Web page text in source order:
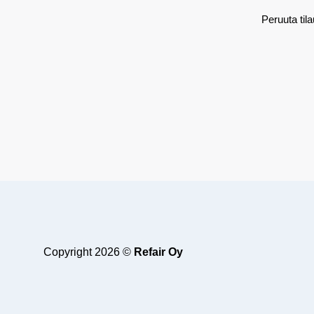
Peruuta
Copyright 2026 © Refair Oy